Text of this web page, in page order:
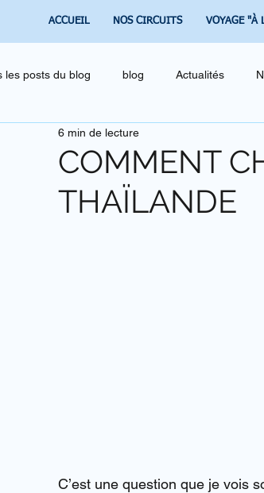
ACCUEIL NOS CIRCUITS VOYAGE "À
les posts du blog blog Actualités
COMMENT
THAÏLANDE
6 min de lecture
C’est une question que je vois